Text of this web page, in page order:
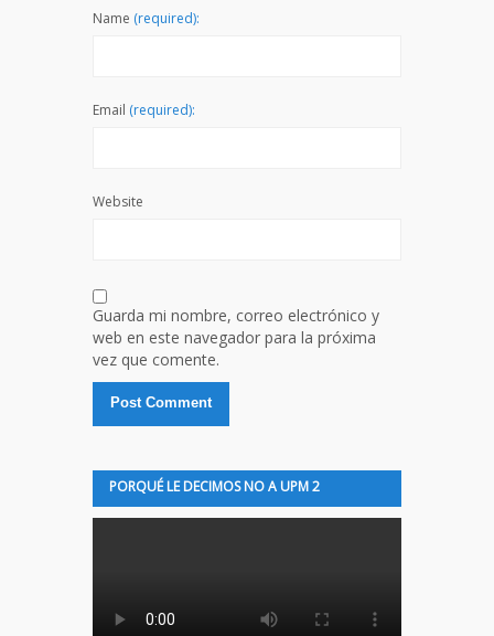
Name (required):
Email (required):
Website
Guarda mi nombre, correo electrónico y
web en este navegador para la próxima
vez que comente.
PORQUÉ LE DECIMOS NO A UPM 2